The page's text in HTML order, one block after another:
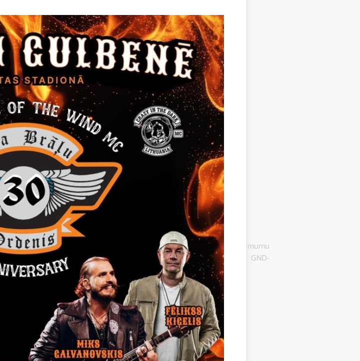
Nr. 90009116327, Ābeļu ielā 2, Gulbenē, LV-4401, pieņēmusi lēmumu
aktu zāles sakārtošana. Remontdarbi", iepirkuma identifikācijas Nr. GND-
2014.gada 27.maijā nolēmusi pārtraukt iepirkumu.